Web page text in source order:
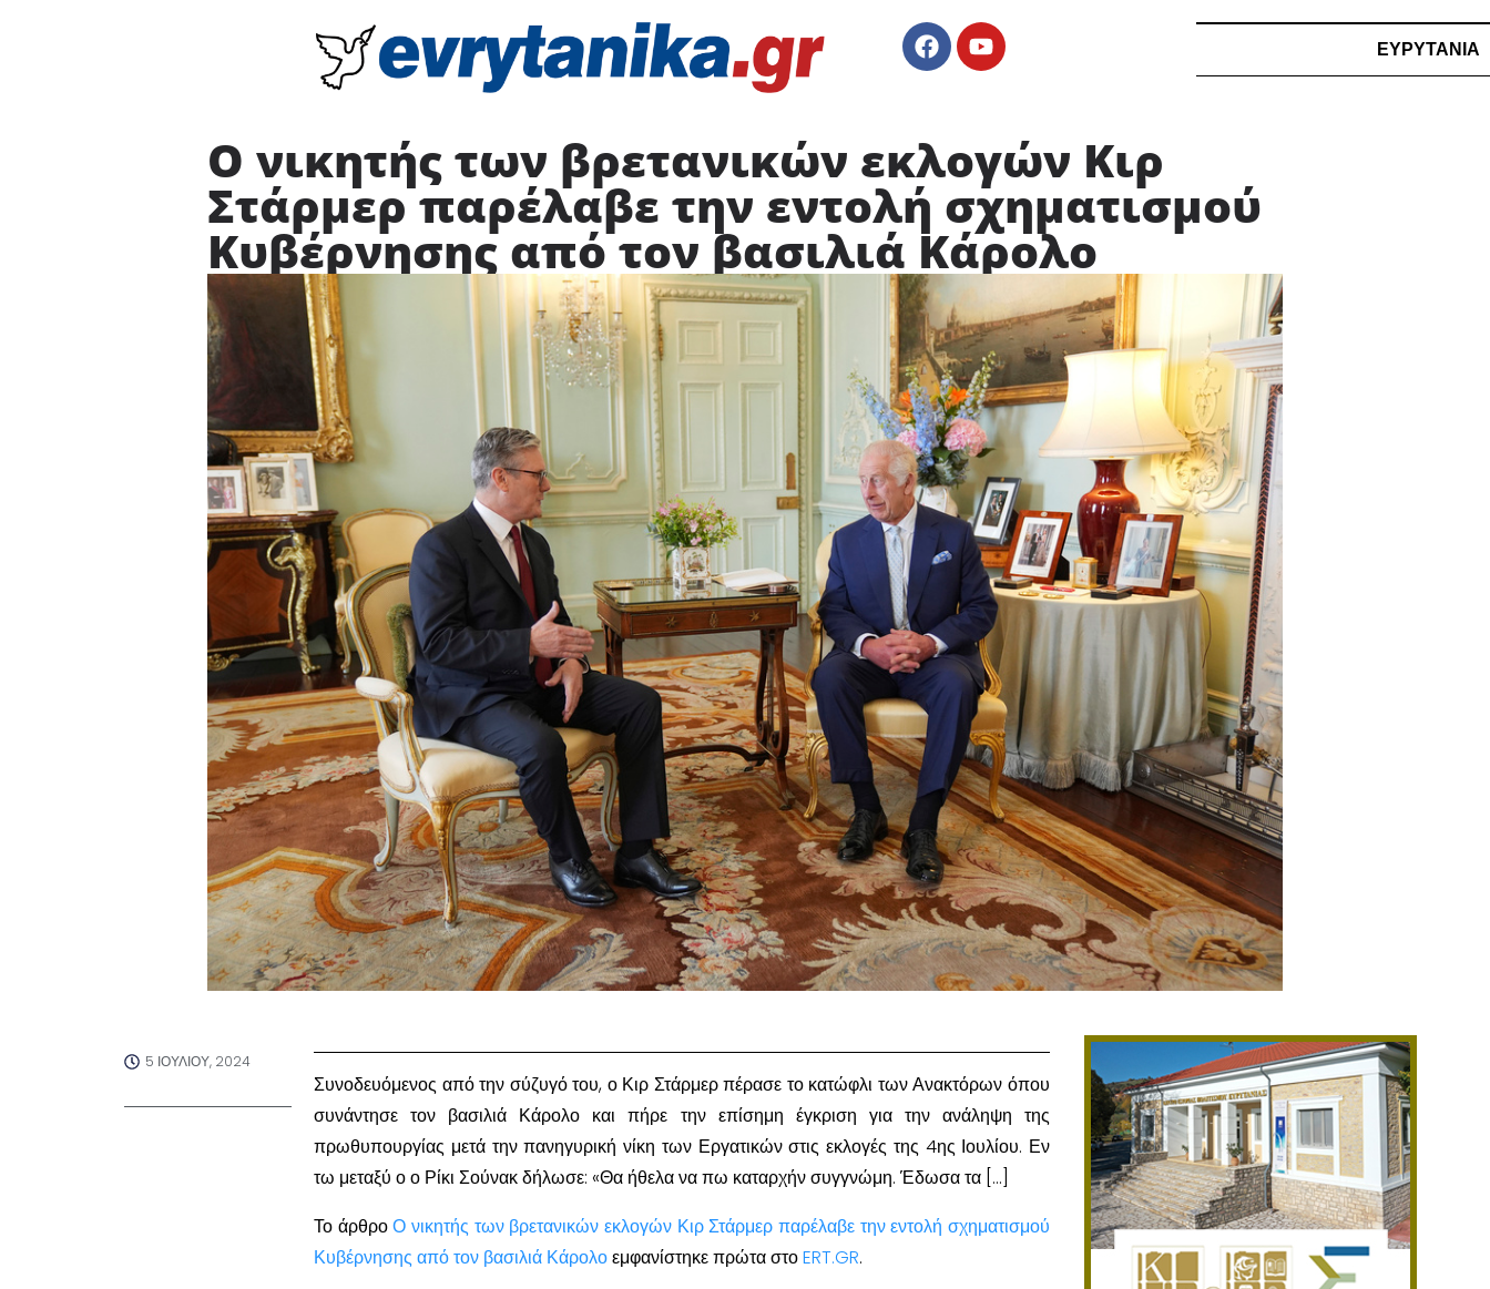
ΕΥΡΥΤΑΝΙΑ
Ο νικητής των βρετανικών εκλογών Κιρ
Στάρμερ παρέλαβε την εντολή σχηματισμού
Κυβέρνησης από τον βασιλιά Κάρολο
5 ΙΟΥΛΊΟΥ, 2024
Συνοδευόμενος από την σύζυγό του, ο Κιρ Στάρμερ πέρασε το κατώφλι των Ανακτόρων όπου
συνάντησε τον βασιλιά Κάρολο και πήρε την επίσημη έγκριση για την ανάληψη της
πρωθυπουργίας μετά την πανηγυρική νίκη των Εργατικών στις εκλογές της 4ης Ιουλίου. Εν
τω μεταξύ ο ο Ρίκι Σούνακ δήλωσε: «Θα ήθελα να πω καταρχήν συγγνώμη. Έδωσα τα […]
Το άρθροΟ νικητής των βρετανικών εκλογών Κιρ Στάρμερ παρέλαβε την εντολή σχηματισμού
Κυβέρνησης από τον βασιλιά Κάρολοεμφανίστηκε πρώτα στοERT.GR.